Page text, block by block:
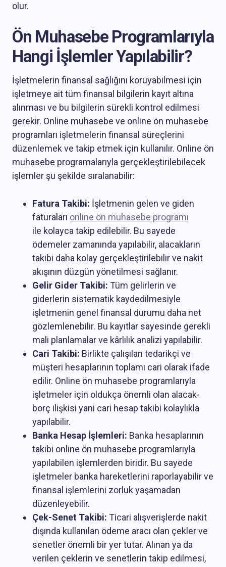
olur.
Ön Muhasebe Programlarıyla
Hangi İşlemler Yapılabilir?
İşletmelerin finansal sağlığını koruyabilmesi için
işletmeye ait tüm finansal bilgilerin kayıt altına
alınması ve bu bilgilerin sürekli kontrol edilmesi
gerekir. Online muhasebe ve online ön muhasebe
programları işletmelerin finansal süreçlerini
düzenlemek ve takip etmek için kullanılır. Online ön
muhasebe programalarıyla gerçekleştirilebilecek
işlemler şu şekilde sıralanabilir:
Fatura Takibi: İşletmenin gelen ve giden
faturaları online ön muhasebe programı
ile kolayca takip edilebilir. Bu sayede
ödemeler zamanında yapılabilir, alacakların
takibi daha kolay gerçekleştirilebilir ve nakit
akışının düzgün yönetilmesi sağlanır.
Gelir Gider Takibi: Tüm gelirlerin ve
giderlerin sistematik kaydedilmesiyle
işletmenin genel finansal durumu daha net
gözlemlenebilir. Bu kayıtlar sayesinde gerekli
mali planlamalar ve kârlılık analizi yapılabilir.
Cari Takibi: Birlikte çalışılan tedarikçi ve
müşteri hesaplarının toplamı cari olarak ifade
edilir. Online ön muhasebe programlarıyla
işletmeler için oldukça önemli olan alacak-
borç ilişkisi yani cari hesap takibi kolaylıkla
yapılabilir.
Banka Hesap İşlemleri: Banka hesaplarının
takibi online ön muhasebe programlarıyla
yapılabilen işlemlerden biridir. Bu sayede
işletmeler banka hareketlerini raporlayabilir ve
finansal işlemlerini zorluk yaşamadan
düzenleyebilir.
Çek-Senet Takibi: Ticari alışverişlerde nakit
dışında kullanılan ödeme aracı olan çekler ve
senetler önemli bir yer tutar. Alınan ya da
verilen çeklerin ve senetlerin takip edilmesi,